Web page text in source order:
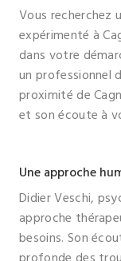
Vous
expérimenté à
dans votre
un professionnel
proximité de
et son écoute à
Une approche
Didier Veschi,
approche
besoins. Son